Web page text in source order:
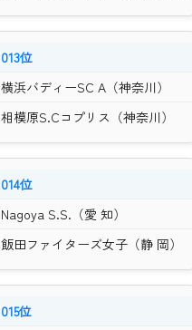
013位
横浜バディーSC A（神奈川）
相模原S.Cコプリス（神奈川）
014位
Nagoya S.S.（愛 知）
飯田ファイターズ女子（静 岡）
015位